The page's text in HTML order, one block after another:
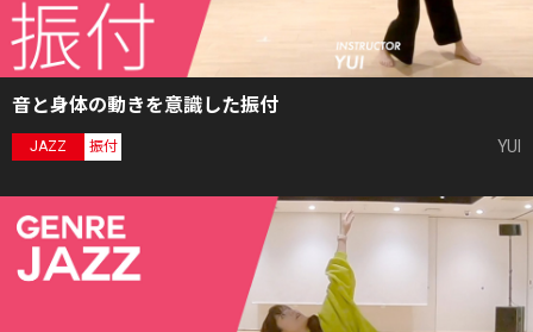
音と身体の動きを意識した振付
JAZZ 振付 YUI